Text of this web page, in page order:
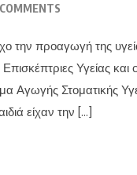
την προαγωγή της
Υγείας
Αγωγής Στοματικής
είχαν την […]